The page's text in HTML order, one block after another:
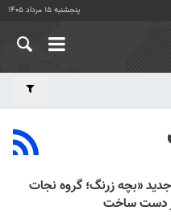
پنجشنبه ۱۵ مرداد ۱۴۰۵
«بچه زرنگ؛ گروه نجات
دست ساخت